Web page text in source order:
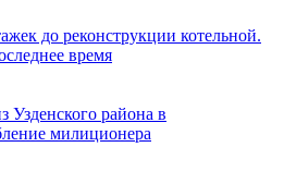
до реконструкции котельной.
время
Узденского района в
милиционера